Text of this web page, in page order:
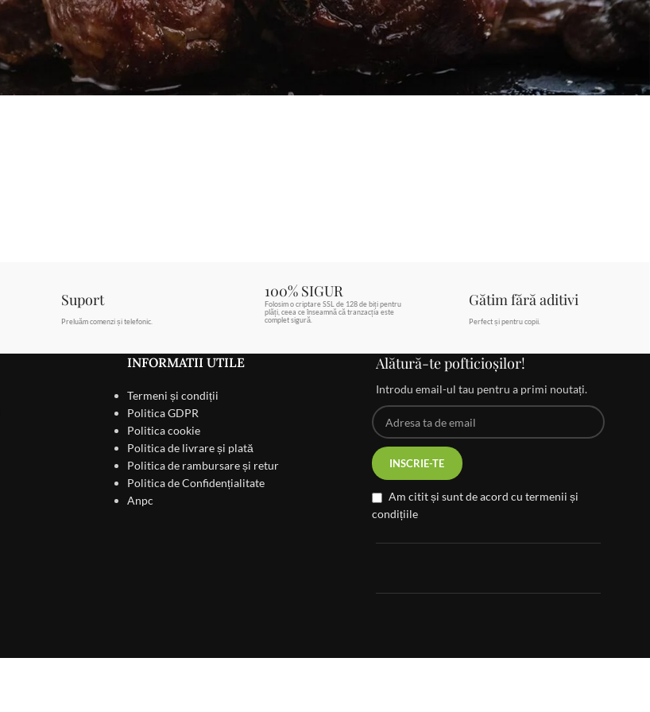
Suport
Preluăm comenzi și telefonic.
100% SIGUR
Folosim o criptare SSL de 128 de biți pentru
plăți, ceea ce înseamnă că tranzacția este
complet sigură.
Gătim fără aditivi
Perfect și pentru copii.
INFORMATII UTILE
Termeni și condiții
Politica GDPR
Politica cookie
Politica de livrare și plată
Politica de rambursare și retur
Politica de Confidențialitate
Anpc
Alătură-te pofticioșilor!
Introdu email-ul tau pentru a primi noutați.
Am citit și sunt de acord cu termenii și
condițiile